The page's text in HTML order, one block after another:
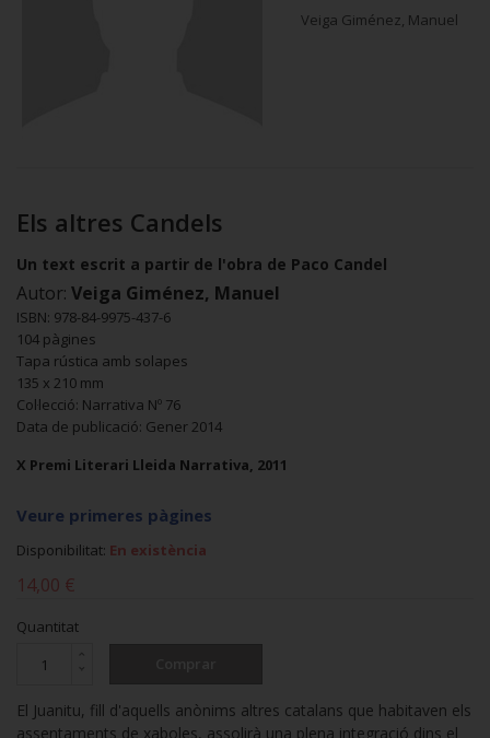
Veiga Giménez, Manuel
Els altres Candels
Un text escrit a partir de l'obra de Paco Candel
Autor: Veiga Giménez, Manuel
ISBN: 978-84-9975-437-6
104 pàgines
Tapa rústica amb solapes
135 x 210 mm
Col·lecció: Narrativa Nº 76
Data de publicació: Gener 2014
X Premi Literari Lleida Narrativa, 2011
Veure primeres pàgines
Disponibilitat: En existència
14,00 €
Quantitat
El Juanitu, fill d'aquells anònims altres catalans que habitaven els
assentaments de xaboles, assolirà una plena integració dins el